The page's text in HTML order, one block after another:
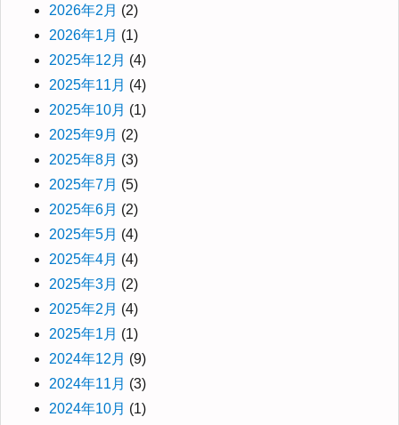
2026年2月 (2)
2026年1月 (1)
2025年12月 (4)
2025年11月 (4)
2025年10月 (1)
2025年9月 (2)
2025年8月 (3)
2025年7月 (5)
2025年6月 (2)
2025年5月 (4)
2025年4月 (4)
2025年3月 (2)
2025年2月 (4)
2025年1月 (1)
2024年12月 (9)
2024年11月 (3)
2024年10月 (1)